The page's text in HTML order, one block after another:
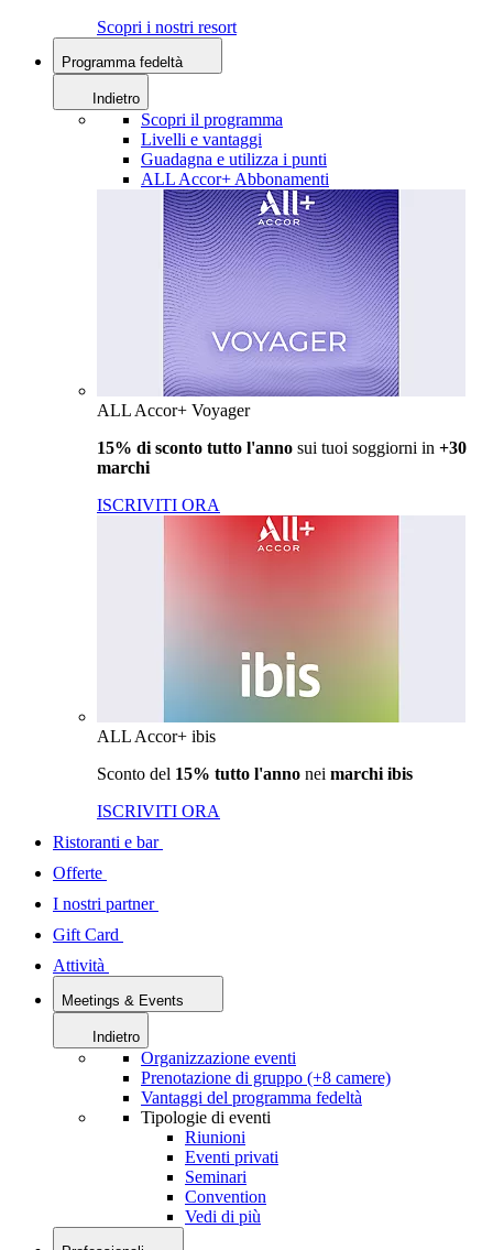
Scopri i nostri resort
Programma fedeltà
Indietro
Scopri il programma
Livelli e vantaggi
Guadagna e utilizza i punti
ALL Accor+ Abbonamenti
ALL Accor+ Voyager
15% di sconto tutto l'anno sui tuoi soggiorni in +30
marchi
ISCRIVITI ORA
ALL Accor+ ibis
Sconto del 15% tutto l'anno nei marchi ibis
ISCRIVITI ORA
Ristoranti e bar
Offerte
I nostri partner
Gift Card
Attività
Meetings & Events
Indietro
Organizzazione eventi
Prenotazione di gruppo (+8 camere)
Vantaggi del programma fedeltà
Tipologie di eventi
Riunioni
Eventi privati
Seminari
Convention
Vedi di più